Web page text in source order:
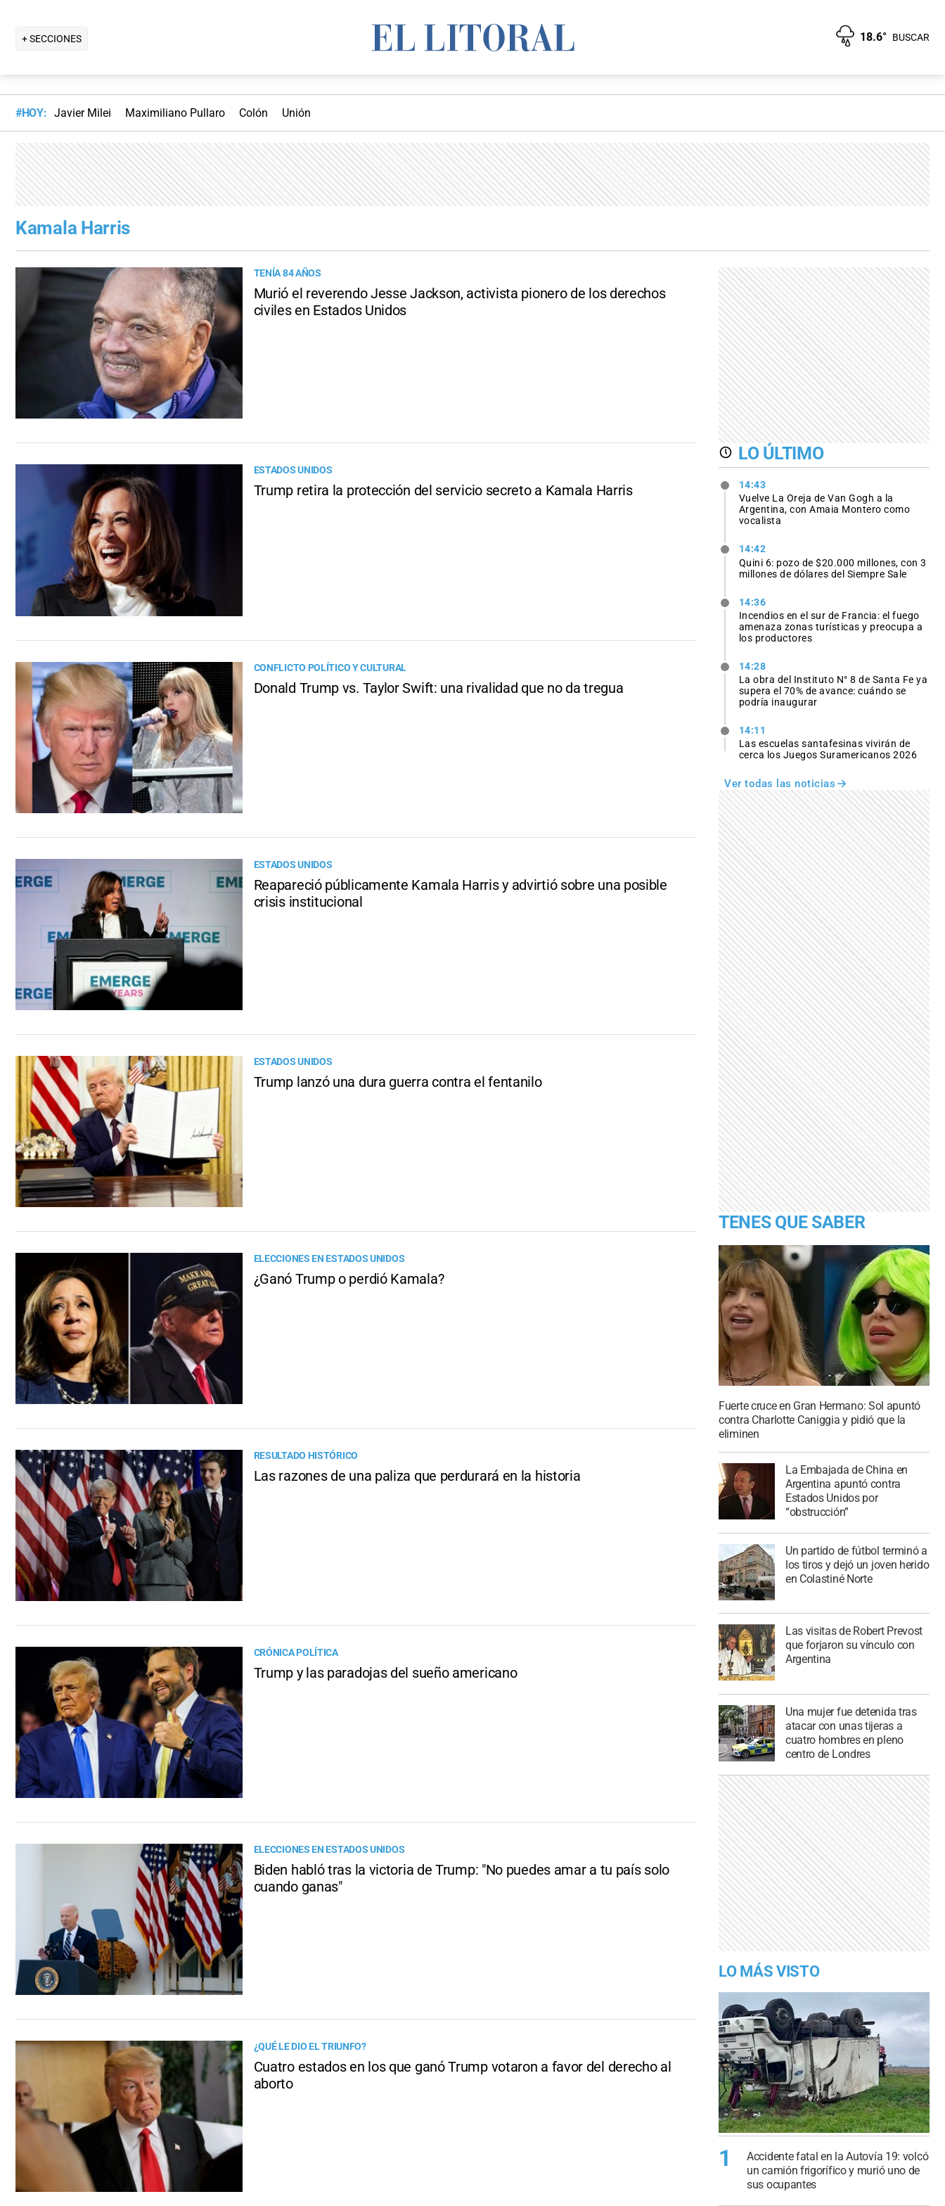
+ SECCIONES 18.6° BUSCAR
#HOY: Javier Milei Maximiliano Pullaro Colón Unión
Kamala Harris
TENÍA 84 AÑOS
Murió el reverendo Jesse Jackson, activista pionero de los derechos
civiles en Estados Unidos
ESTADOS UNIDOS
Trump retira la protección del servicio secreto a Kamala Harris
CONFLICTO POLÍTICO Y CULTURAL
Donald Trump vs. Taylor Swift: una rivalidad que no da tregua
ESTADOS UNIDOS
Reapareció públicamente Kamala Harris y advirtió sobre una posible
crisis institucional
ESTADOS UNIDOS
Trump lanzó una dura guerra contra el fentanilo
ELECCIONES EN ESTADOS UNIDOS
¿Ganó Trump o perdió Kamala?
RESULTADO HISTÓRICO
Las razones de una paliza que perdurará en la historia
CRÓNICA POLÍTICA
Trump y las paradojas del sueño americano
ELECCIONES EN ESTADOS UNIDOS
Biden habló tras la victoria de Trump: "No puedes amar a tu país solo
cuando ganas"
¿QUÉ LE DIO EL TRIUNFO?
Cuatro estados en los que ganó Trump votaron a favor del derecho al
aborto
LO ÚLTIMO
14:43
Vuelve La Oreja de Van Gogh a la
Argentina, con Amaia Montero como
vocalista
14:42
Quini 6: pozo de $20.000 millones, con 3
millones de dólares del Siempre Sale
14:36
Incendios en el sur de Francia: el fuego
amenaza zonas turísticas y preocupa a
los productores
14:28
La obra del Instituto N° 8 de Santa Fe ya
supera el 70% de avance: cuándo se
podría inaugurar
14:11
Las escuelas santafesinas vivirán de
cerca los Juegos Suramericanos 2026
Ver todas las noticias
TENES QUE SABER
Fuerte cruce en Gran Hermano: Sol apuntó
contra Charlotte Caniggia y pidió que la
eliminen
La Embajada de China en
Argentina apuntó contra
Estados Unidos por
“obstrucción”
Un partido de fútbol terminó a
los tiros y dejó un joven herido
en Colastiné Norte
Las visitas de Robert Prevost
que forjaron su vínculo con
Argentina
Una mujer fue detenida tras
atacar con unas tijeras a
cuatro hombres en pleno
centro de Londres
LO MÁS VISTO
1
Accidente fatal en la Autovía 19: volcó
un camión frigorífico y murió uno de
sus ocupantes